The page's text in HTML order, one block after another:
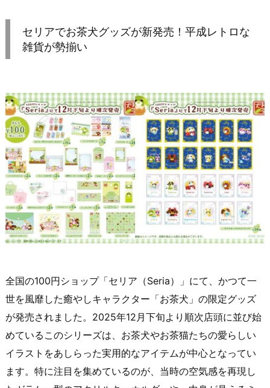
セリアでお茶犬グッズが新発売！平成レトロな
雑貨が勢揃い
全国の100円ショップ「セリア（Seria）」にて、かつて一
世を風靡した癒やしキャラクター「お茶犬」の限定グッズ
が発売されました。2025年12月下旬より順次店頭に並び始
めているこのシリーズは、お茶犬やお茶猫たちの愛らしい
イラストをあしらった実用的なアイテムが中心となってい
ます。特に注目を集めているのが、当時の空気感を再現し